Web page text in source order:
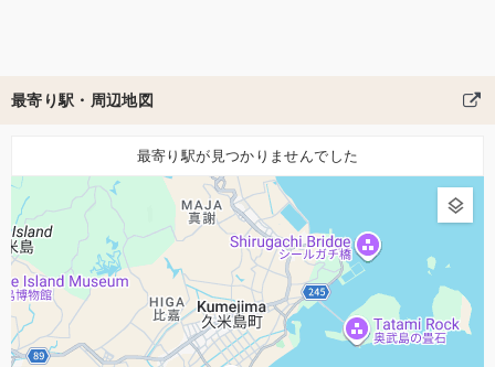
最寄り駅・周辺地図
最寄り駅が見つかりませんでした